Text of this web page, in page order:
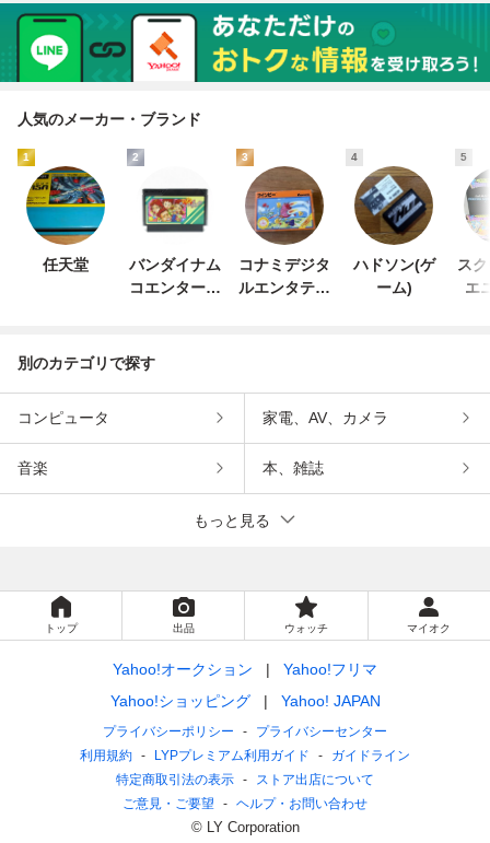
人気のメーカー・ブランド
1
任天堂
2
バンダイナム
コエンターテ
3
コナミデジタ
ルエンタテイ
4
ハドソン(ゲ
ーム)
5
ス
エ
別のカテゴリで探す
コンピュータ 家電、AV、カメラ
音楽 本、雑誌
もっと見る
トップ 出品 ウォッチ マイオク
Yahoo!オークション
Yahoo!フリマ
Yahoo!ショッピング
Yahoo! JAPAN
プライバシーポリシー
プライバシーセンター
利用規約
LYPプレミアム利用ガイド
ガイドライン
特定商取引法の表示
ストア出店について
ご意見・ご要望
ヘルプ・お問い合わせ
© LY Corporation